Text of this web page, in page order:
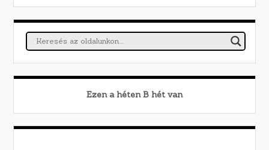
Ezen a héten B hét van